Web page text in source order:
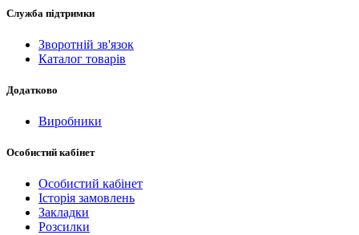
Служба підтримки
Зворотній зв'язок
Каталог товарів
Додатково
Виробники
Особистий кабінет
Особистий кабінет
Історія замовлень
Закладки
Розсилки